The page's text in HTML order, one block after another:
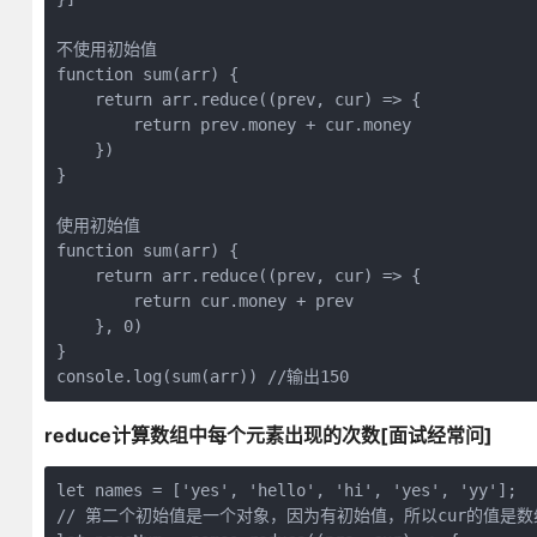
不使用初始值
function sum(arr) {
    return arr.reduce((prev, cur) => {
        return prev.money + cur.money
    })
}
使用初始值
function sum(arr) {
    return arr.reduce((prev, cur) => {
        return cur.money + prev
    }, 0)
}
console.log(sum(arr)) //输出150
reduce计算数组中每个元素出现的次数[面试经常问]
let names = ['yes', 'hello', 'hi', 'yes', 'yy'];
// 第二个初始值是一个对象，因为有初始值，所以cur的值是